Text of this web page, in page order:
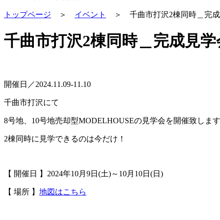
トップページ ＞ イベント ＞ 千曲市打沢2棟同時＿完
千曲市打沢2棟同時＿完成見学
開催日／2024.11.09-11.10
千曲市打沢にて
8号地、10号地売却型MODELHOUSEの見学会を開催致します
2棟同時に見学できるのは今だけ！
【 開催日 】2024年10月9日(土)～10月10日(日)
【 場所 】 地図はこちら